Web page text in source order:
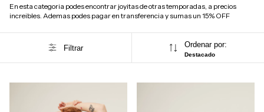
En esta categoria podes encontrar joyitas de otras temporadas, a precios
increibles. Ademas podes pagar en transferencia y sumas un 15% OFF
Filtrar Ordenar por:
Destacado